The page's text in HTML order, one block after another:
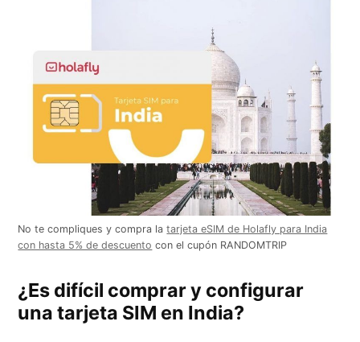
No te compliques y compra latarjeta eSIM de Holafly para India
con hasta 5% de descuento con el cupón RANDOMTRIP
¿Es difícil comprar y configurar
una tarjeta SIM en India?